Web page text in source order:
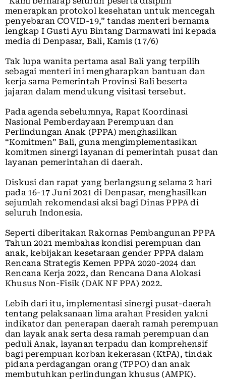
menerapkan protokol kesehatan untuk mencegah
penyebaran COVID-19,” tandas menteri bernama
lengkap I Gusti Ayu Bintang Darmawati ini kepada
media di Denpasar, Bali, Kamis (17/6)
Tak lupa wanita pertama asal Bali yang terpilih
sebagai menteri ini mengharapkan bantuan dan
kerja sama Pemerintah Provinsi Bali beserta
jajaran dalam mendukung visitasi tersebut.
Pada agenda sebelumnya, Rapat Koordinasi
Nasional Pemberdayaan Perempuan dan
Perlindungan Anak (PPPA) menghasilkan
“Komitmen” Bali, guna mengimplementasikan
komitmen sinergi layanan di pemerintah pusat dan
layanan pemerintahan di daerah.
Diskusi dan rapat yang berlangsung selama 2 hari
pada 16-17 Juni 2021 di Denpasar, menghasilkan
sejumlah rekomendasi aksi bagi Dinas PPPA di
seluruh Indonesia.
Seperti diberitakan Rakornas Pembangunan PPPA
Tahun 2021 membahas kondisi perempuan dan
anak, kebijakan kesetaraan gender PPPA dalam
Rencana Strategis Kemen PPPA 2020-2024 dan
Rencana Kerja 2022, dan Rencana Dana Alokasi
Khusus Non-Fisik (DAK NF PPA) 2022.
Lebih dari itu, implementasi sinergi pusat-daerah
tentang pelaksanaan lima arahan Presiden yakni
indikator dan penerapan daerah ramah perempuan
dan layak anak serta desa ramah perempuan dan
peduli Anak, layanan terpadu dan komprehensif
bagi perempuan korban kekerasan (KtPA), tindak
pidana perdagangan orang (TPPO) dan anak
membutuhkan perlindungan khusus (AMPK).